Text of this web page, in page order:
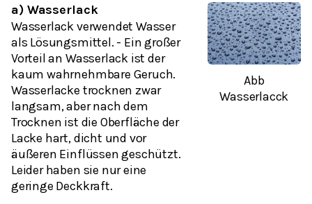
a) Wasserlack
Wasserlack verwendet Wasser
als Lösungsmittel. - Ein großer
Vorteil an Wasserlack ist der
kaum wahrnehmbare Geruch.
Wasserlacke trocknen zwar
langsam, aber nach dem
Trocknen ist die Oberfläche der
Lacke hart, dicht und vor
äußeren Einflüssen geschützt.
Leider haben sie nur eine
geringe Deckkraft.
Abb
Wasserlacck